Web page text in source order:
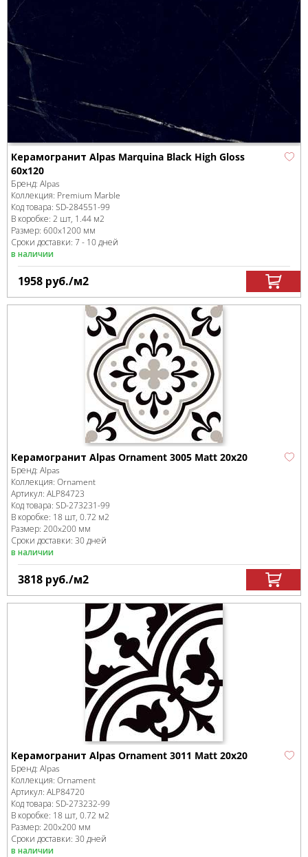
Керамогранит Alpas Marquina Black High Gloss
60х120
Бренд: Alpas
Коллекция: Premium Marble
Код товара: SD-284551-99
В коробке: 2 шт, 1.44 м2
Размер: 600x1200 мм
Сроки доставки: 7 - 10 дней
в наличии
1958 руб./м2
Керамогранит Alpas Ornament 3005 Matt 20х20
Бренд: Alpas
Коллекция: Ornament
Артикул: ALP84723
Код товара: SD-273231-99
В коробке: 18 шт, 0.72 м2
Размер: 200x200 мм
Сроки доставки: 30 дней
в наличии
3818 руб./м2
Керамогранит Alpas Ornament 3011 Matt 20х20
Бренд: Alpas
Коллекция: Ornament
Артикул: ALP84720
Код товара: SD-273232-99
В коробке: 18 шт, 0.72 м2
Размер: 200x200 мм
Сроки доставки: 30 дней
в наличии